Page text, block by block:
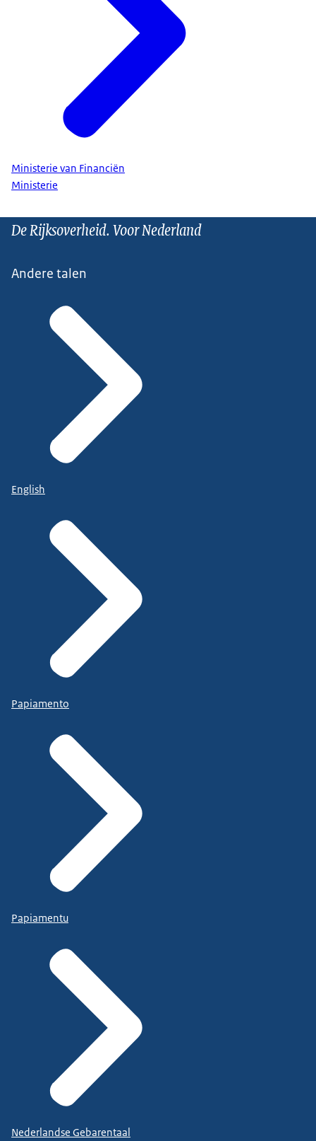
Ministerie van Financiën
Ministerie
De Rijksoverheid. Voor Nederland
Andere talen
English
Papiamento
Papiamentu
Nederlandse Gebarentaal